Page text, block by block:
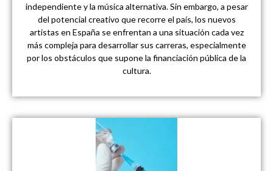
independiente y la música alternativa. Sin embargo, a pesar
del potencial creativo que recorre el país, los nuevos
artistas en España se enfrentan a una situación cada vez
más compleja para desarrollar sus carreras, especialmente
por los obstáculos que supone la financiación pública de la
cultura.